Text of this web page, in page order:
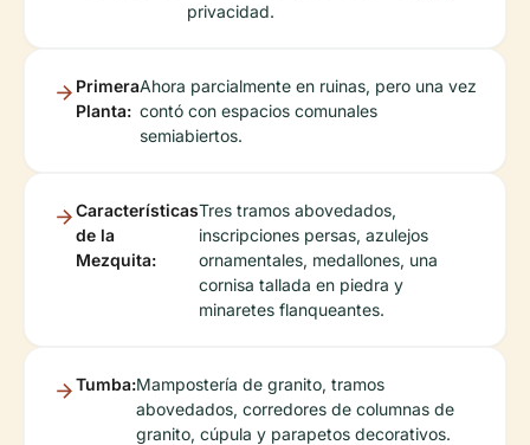
privacidad.
Primera
Planta:
Ahora parcialmente en ruinas, pero una vez
contó con espacios comunales
semiabiertos.
Características
de la
Mezquita:
Tres tramos abovedados,
inscripciones persas, azulejos
ornamentales, medallones, una
cornisa tallada en piedra y
minaretes flanqueantes.
Tumba:Mampostería de granito, tramos
abovedados, corredores de columnas de
granito, cúpula y parapetos decorativos.